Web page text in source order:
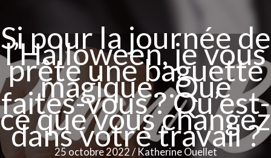
Si pour la journée de
l’Halloween, je vous
prête une baguette
magique…Que
faites-vous ? Qu’est-
ce que vous changez
dans votre travail ?
25 octobre 2022 / Katherine Ouellet